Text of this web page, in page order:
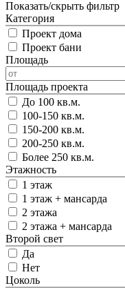
Показать/скрыть фильтр
Категория
Проект дома
Проект бани
Площадь
Площадь проекта
До 100 кв.м.
100-150 кв.м.
150-200 кв.м.
200-250 кв.м.
Более 250 кв.м.
Этажность
1 этаж
1 этаж + мансарда
2 этажа
2 этажа + мансарда
Второй свет
Да
Нет
Цоколь